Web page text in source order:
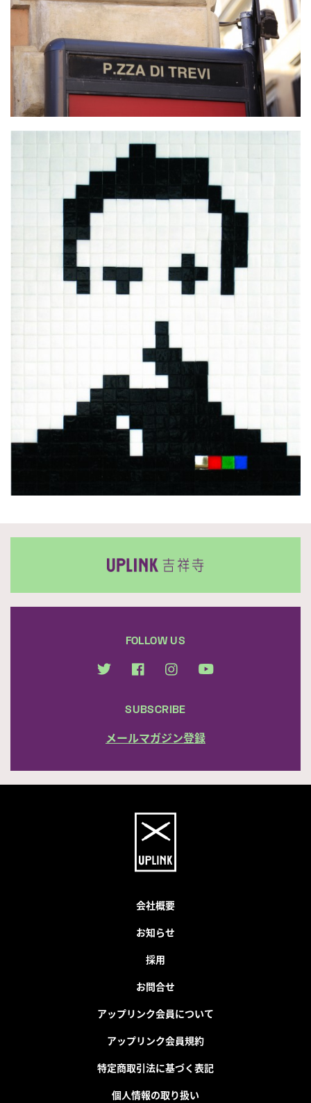
FOLLOW US
SUBSCRIBE
メールマガジン登録
会社概要
お知らせ
採用
お問合せ
アップリンク会員について
アップリンク会員規約
特定商取引法に基づく表記
個人情報の取り扱い